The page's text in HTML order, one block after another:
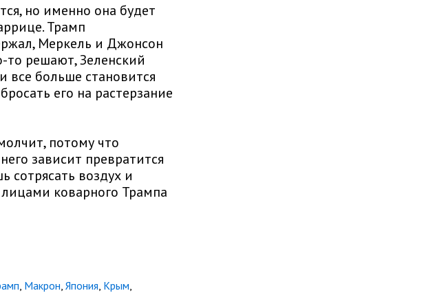
но именно она будет
Трамп
Меркель и Джонсон
то решают, Зеленский
все больше становится
его на растерзание
потому что
зависит превратится
сотрясать воздух и
коварного Трампа
Макрон Япония Крым